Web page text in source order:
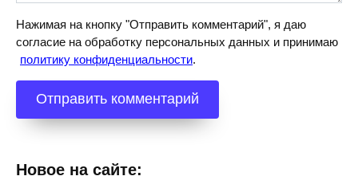
Нажимая на кнопку "Отправить комментарий", я даю
согласие на обработку персональных данных и принимаю
политику конфиденциальности.
Новое на сайте: